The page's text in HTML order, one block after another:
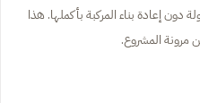
إعادة بناء المركبة بأكملها. هذا
المشروع.